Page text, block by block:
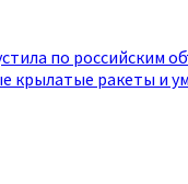
по российским
крылатые ракеты и